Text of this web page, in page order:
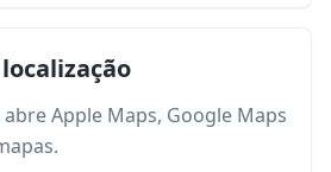
abre Apple Maps, Google Maps